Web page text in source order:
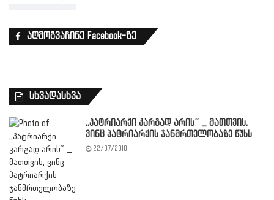
აღმოგვაჩინე Facebook-ზე
სხვადასხვა
,,პატრიარქი კარგად არის” _ მათთვის,
ვინც პატრიარქის ჯანმრთელობაზე წუხს
22/07/2018